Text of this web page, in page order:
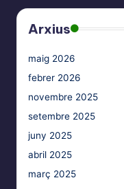
Arxius
maig 2026
febrer 2026
novembre 2025
setembre 2025
juny 2025
abril 2025
març 2025